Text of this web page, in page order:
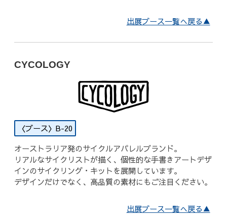
出展ブース一覧へ戻る▲
CYCOLOGY
B-20
オーストラリア発のサイクルアパレルブランド。
リアルなサイクリストが描く、個性的な手書きアートデザ
インのサイクリング・キットを展開しています。
デザインだけでなく、高品質の素材にもご注目ください。
出展ブース一覧へ戻る▲